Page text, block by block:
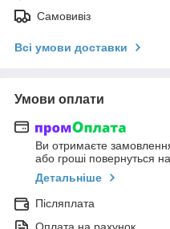
Самовивіз
Всі умови доставки
Умови оплати
Ви отримаєте
або гроші повернуться
Детальніше
Післяплата